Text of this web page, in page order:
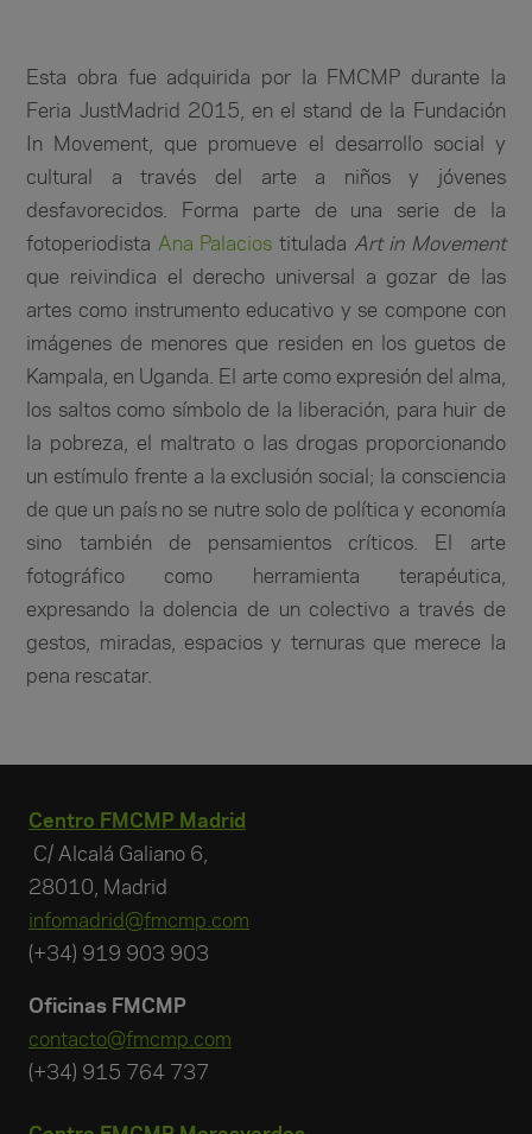
Esta obra fue adquirida por la FMCMP durante la
Feria JustMadrid 2015, en el stand de la Fundación
In Movement, que promueve el desarrollo social y
cultural a través del arte a niños y jóvenes
desfavorecidos. Forma parte de una serie de la
fotoperiodista Ana Palacios titulada Art in Movement
que reivindica el derecho universal a gozar de las
artes como instrumento educativo y se compone con
imágenes de menores que residen en los guetos de
Kampala, en Uganda. El arte como expresión del alma,
los saltos como símbolo de la liberación, para huir de
la pobreza, el maltrato o las drogas proporcionando
un estímulo frente a la exclusión social; la consciencia
de que un país no se nutre solo de política y economía
sino también de pensamientos críticos. El arte
fotográfico como herramienta terapéutica,
expresando la dolencia de un colectivo a través de
gestos, miradas, espacios y ternuras que merece la
pena rescatar.
Centro FMCMP Madrid
C/ Alcalá Galiano 6,
28010, Madrid
infomadrid@fmcmp.com
(+34) 919 903 903
Oficinas FMCMP
contacto@fmcmp.com
(+34) 915 764 737